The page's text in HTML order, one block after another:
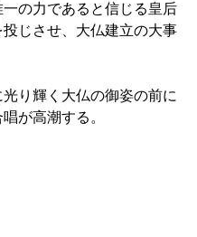
の力であると信じる皇后
じさせ、大仏建立の大事
り輝く大仏の御姿の前に
が高潮する。